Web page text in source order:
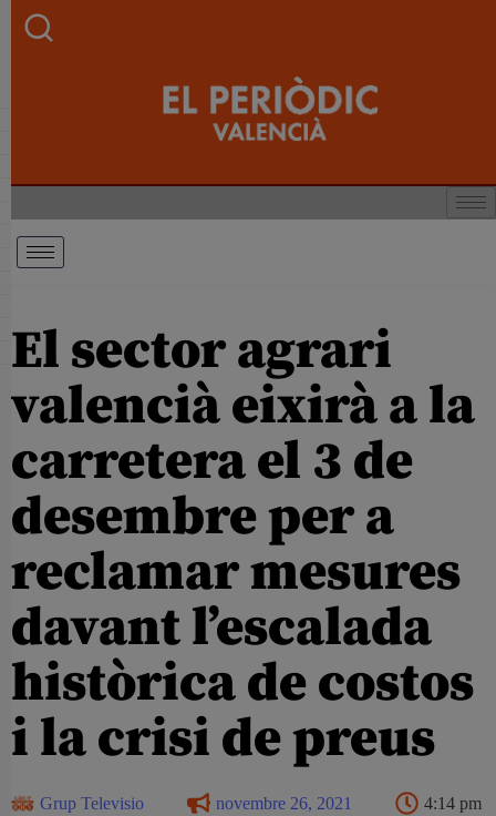
El sector agrari
valencià eixirà a la
carretera el 3 de
desembre per a
reclamar mesures
davant l’escalada
històrica de costos
i la crisi de preus
Grup Televisio novembre 26, 2021 4:14 pm